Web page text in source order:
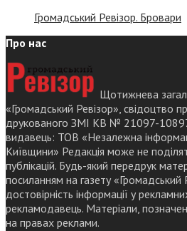
Громадський Ревізор. Бровари
Про нас
Щотижнева
«Громадський Ревізор», свідоцтво
друкованого ЗМІ КВ № 21097-
видавець: ТОВ «Незалежна
Київщини» Редакція може не
публікацій. Будь-який передрук
посиланням на газету «Громадський
достовірність інформації у
рекламодавець. Матеріали,
на правах реклами.